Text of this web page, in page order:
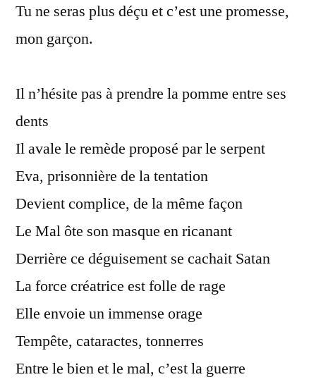
Tu ne seras plus déçu et c’est une promesse,
mon garçon.
Il n’hésite pas à prendre la pomme entre ses
dents
Il avale le remède proposé par le serpent
Eva, prisonnière de la tentation
Devient complice, de la même façon
Le Mal ôte son masque en ricanant
Derrière ce déguisement se cachait Satan
La force créatrice est folle de rage
Elle envoie un immense orage
Tempête, cataractes, tonnerres
Entre le bien et le mal, c’est la guerre